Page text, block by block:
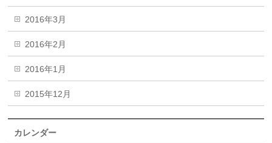
2016年3月
2016年2月
2016年1月
2015年12月
カレンダー